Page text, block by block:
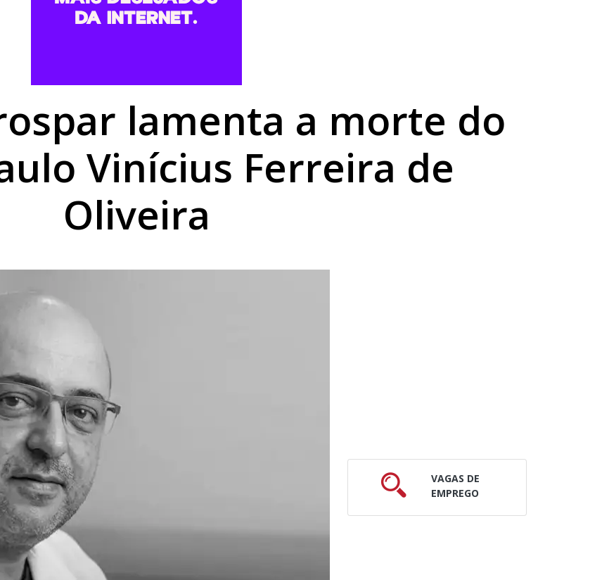
na área da saúde com salários de até R$ 17 mil
lamenta a morte do
Vinícius Ferreira de
Oliveira
VAGAS DE
EMPREGO